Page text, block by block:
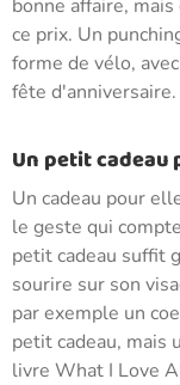
bonne affaire,
ce prix. Un
forme de vélo,
fête d'anniversaire.
Un petit cadeau
Un cadeau pour
le geste qui
petit cadeau suffit
sourire sur son
par exemple un
petit cadeau, mais
livre What I Love